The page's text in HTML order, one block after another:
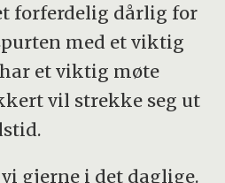
forferdelig dårlig for
med et viktig
et viktig møte
vil strekke seg ut
gjerne i det daglige.